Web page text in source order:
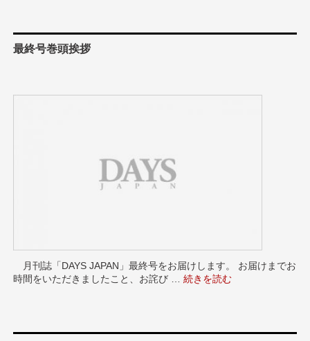
最終号巻頭挨拶
月刊誌「DAYS JAPAN」最終号をお届けします。 お届けまでお
時間をいただきましたこと、お詫び …“最終号巻頭挨拶” の
続きを読む